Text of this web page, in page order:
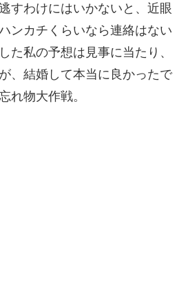
すわけにはいかないと、近眼
ンカチくらいなら連絡はない
た私の予想は見事に当たり、
、結婚して本当に良かったで
れ物大作戦。